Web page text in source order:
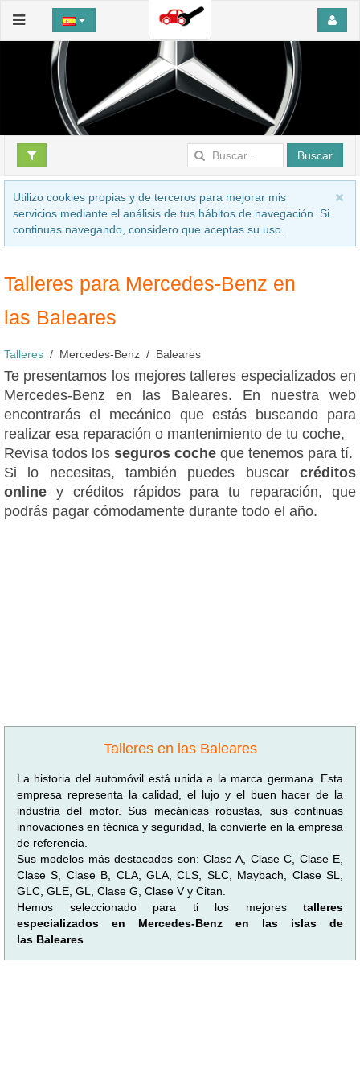
Buscar
Utilizo cookies propias y de terceros para mejorar mis
servicios mediante el análisis de tus hábitos de navegación. Si
continuas navegando, considero que aceptas su uso.
Talleres para Mercedes-Benz en
las Baleares
Talleres Mercedes-Benz Baleares
Te presentamos los mejores talleres especializados en
Mercedes-Benz en las Baleares. En nuestra web
encontrarás el mecánico que estás buscando para
realizar esa reparación o mantenimiento de tu coche,
Revisa todos los seguros coche que tenemos para tí.
Si lo necesitas, también puedes buscar créditos
online y créditos rápidos para tu reparación, que
podrás pagar cómodamente durante todo el año.
Talleres en las Baleares
La historia del automóvil está unida a la marca germana. Esta
empresa representa la calidad, el lujo y el buen hacer de la
industria del motor. Sus mecánicas robustas, sus continuas
innovaciones en técnica y seguridad, la convierte en la empresa
de referencia.
Sus modelos más destacados son: Clase A, Clase C, Clase E,
Clase S, Clase B, CLA, GLA, CLS, SLC, Maybach, Clase SL,
GLC, GLE, GL, Clase G, Clase V y Citan.
Hemos seleccionado para ti los mejores talleres
especializados en Mercedes-Benz en las islas de
las Baleares